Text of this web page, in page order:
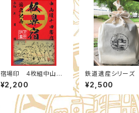
宿場印 4枚組中山道
安中４宿場 Aセット：
北群馬甲冑工房×安中
市観光機構
¥2,200
鉄道遺産シリー
着トートバック
¥2,500